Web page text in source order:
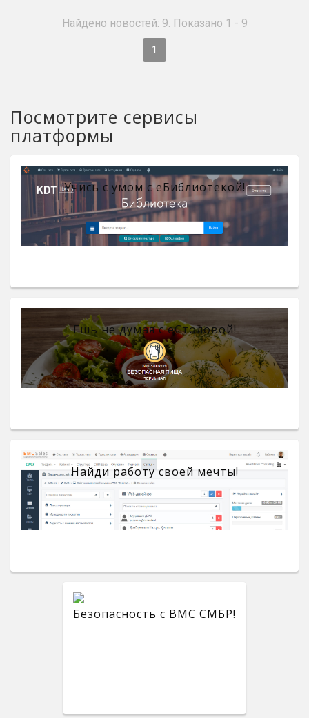
Найдено новостей: 9. Показано 1 - 9
1
Посмотрите сервисы
платформы
Учись с умом с eБиблиотекой!
Ешь не думая с eСтоловой!
Найди работу своей мечты!
Безопасность с BMC СМБР!